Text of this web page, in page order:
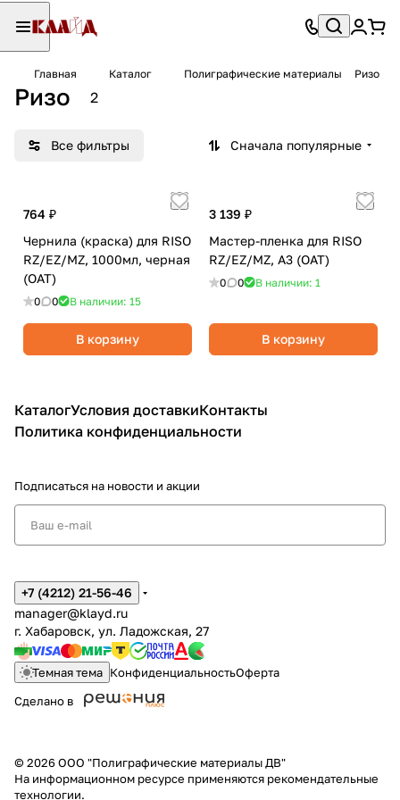
Главная Каталог Полиграфические материалы Ризо
Ризо 2
Все фильтры Сначала популярные
764 ₽
Чернила (краска) для RISO
RZ/EZ/MZ, 1000мл, черная
(ОАТ)
0 0 В наличии: 15
В корзину
3 139 ₽
Мастер-пленка для RISO
RZ/EZ/MZ, A3 (OAT)
0 0 В наличии: 1
В корзину
КаталогУсловия доставкиКонтакты
Политика конфиденциальности
Подписаться на новости и акции
+7 (4212) 21-56-46
manager@klayd.ru
г. Хабаровск, ул. Ладожская, 27
Темная тема КонфиденциальностьОферта
Сделано в
© 2026 ООО "Полиграфические материалы ДВ"
На информационном ресурсе применяются рекомендательные
технологии.